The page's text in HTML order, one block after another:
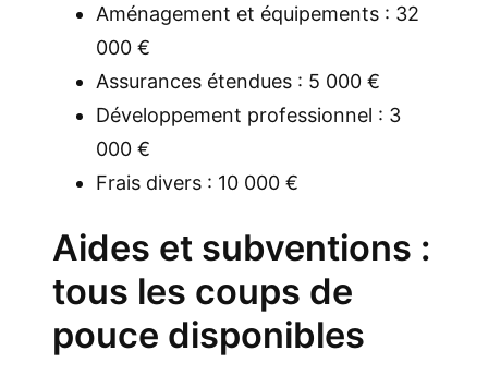
Aménagement et équipements : 32
000 €
Assurances étendues : 5 000 €
Développement professionnel : 3
000 €
Frais divers : 10 000 €
Aides et subventions :
tous les coups de
pouce disponibles